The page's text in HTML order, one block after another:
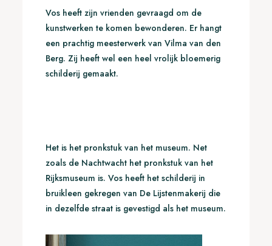
Vos heeft zijn vrienden gevraagd om de
kunstwerken te komen bewonderen. Er hangt
een prachtig meesterwerk van Vilma van den
Berg. Zij heeft wel een heel vrolijk bloemerig
schilderij gemaakt.
Het is het pronkstuk van het museum. Net
zoals de Nachtwacht het pronkstuk van het
Rijksmuseum is. Vos heeft het schilderij in
bruikleen gekregen van De Lijstenmakerij die
in dezelfde straat is gevestigd als het museum.